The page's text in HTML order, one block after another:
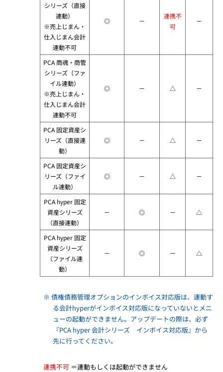
シリーズ（直接
連動）
※売上じまん・
仕入じまん会計
連動不可
◎ －
連携不
可
－
PCA 商魂・商管
シリーズ（ファ
イル連動）
※売上じまん・
仕入じまん会計
連動不可
◎ － △ －
PCA 固定資産シ
リーズ（直接連
動）
◎ － △ －
PCA 固定資産シ
リーズ（ファイ
ル連動）
◎ － △ －
PCA hyper 固定
資産シリーズ
（直接連動）
－ ◎ － △
PCA hyper 固定
資産シリーズ
（ファイル連
動）
－ ◎ － △
※ 債権債務管理オプションのインボイス対応版は、連動す
る会計hyperがインボイス対応版になっていないとメニ
ューの起動ができません。アップデートの際は、必ず
『PCA hyper 会計シリーズ インボイス対応版』から
先に行ってください。
連携不可＝連動もしくは起動ができません